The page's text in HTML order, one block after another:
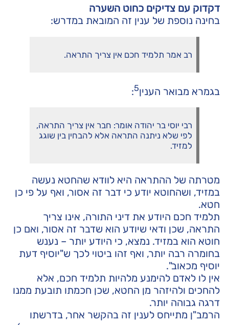
דקדוק עם צדיקים כחוט השערה
בחינה נוספת של ענין זה המובאת במדרש:
רב אמר תלמיד חכם אין צריך התראה.
בגמרא מבואר הענין5
:
רבי יוסי בר יהודה אומר: חבר אין צריך התראה,
לפי שלא ניתנה התראה אלא להבחין בין שוגג
למזיד.
מטרתה של ההתראה היא לוודא שהחטא נעשה
במזיד, ושהחוטא יודע כי דבר זה אסור, ואף על פי כן
חטא.
תלמיד חכם היודע את דיני התורה, אינו צריך
התראה, שכן ודאי שיודע הוא שדבר זה אסור, ואם כן
חוטא הוא במזיד. נמצא, כי היודע יותר – נענש
בחומרה רבה יותר, ואף זהו ביטוי לכך ש"יוסיף דעת
יוסיף מכאוב".
אין לו לאדם להימנע מלהיות תלמיד חכם, אלא
להחכים ולהיזהר מן החטא, שכן חכמתו תובעת ממנו
דרגה גבוהה יותר.
הרמב"ן מתייחס לענין זה בהקשר אחר, בדרשתו